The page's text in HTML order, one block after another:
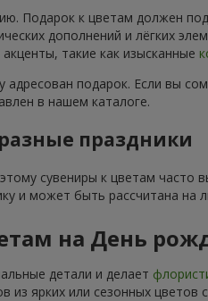
Подарок к цветам должен
дополнений и лёгких
такие как изысканные
подарок. Если вы
в нашем каталоге.
праздники
сувениры к цветам
и может быть рассчитана
на День
детали и делает
из ярких или сезонных